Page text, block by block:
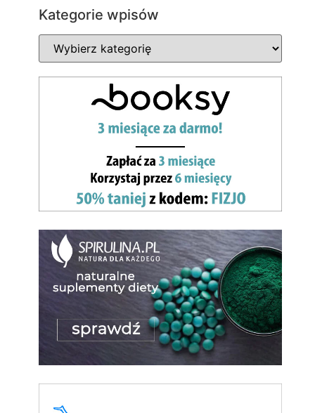
Kategorie wpisów